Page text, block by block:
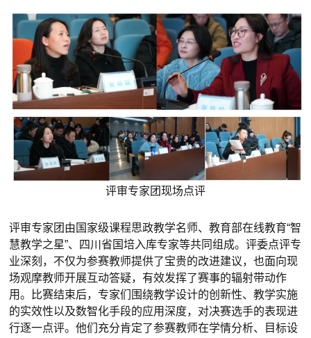
评审专家团现场点评
评审专家团由国家级课程思政教学名师、教育部在线教育“智
慧教学之星”、四川省国培入库专家等共同组成。评委点评专
业深刻，不仅为参赛教师提供了宝贵的改进建议，也面向现
场观摩教师开展互动答疑，有效发挥了赛事的辐射带动作
用。比赛结束后，专家们围绕教学设计的创新性、教学实施
的实效性以及数智化手段的应用深度，对决赛选手的表现进
行逐一点评。他们充分肯定了参赛教师在学情分析、目标设